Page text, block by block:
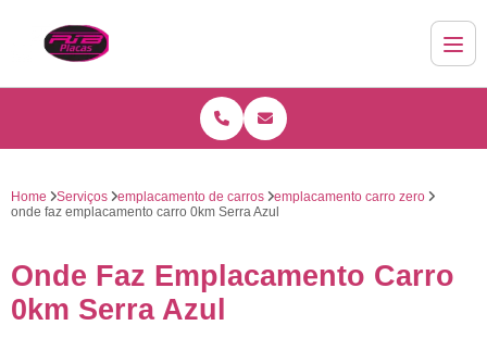
Home Serviços emplacamento de carros
emplacamento carro zero
onde faz emplacamento carro 0km Serra Azul
Onde Faz Emplacamento Carro
0km Serra Azul